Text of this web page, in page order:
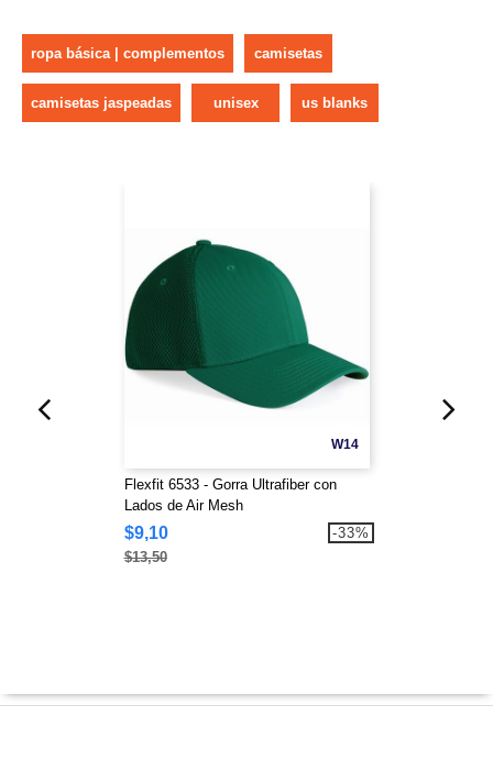
ropa básica | complementos camisetas
camisetas jaspeadas unisex us blanks
W14
Flexfit 6533 - Gorra Ultrafiber con
Lados de Air Mesh
$9,10
$13,50
-33%